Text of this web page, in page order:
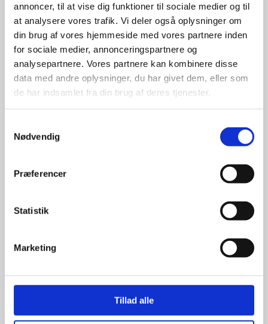
annoncer, til at vise dig funktioner til sociale medier og til
at analysere vores trafik. Vi deler også oplysninger om
din brug af vores hjemmeside med vores partnere inden
for sociale medier, annonceringspartnere og
analysepartnere. Vores partnere kan kombinere disse
data med andre oplysninger, du har givet dem, eller som
de har indsamlet fra din brug af deres tjenester.
Nødvendig
Præferencer
Statistik
Marketing
Tillad alle
For at sikre høj kvalitet og stor
leveringssikkerhed samarbejder vi
med de største og mest
anerkendte leverandører inden for
promotion.
så finder vi det helt rigtige produkt